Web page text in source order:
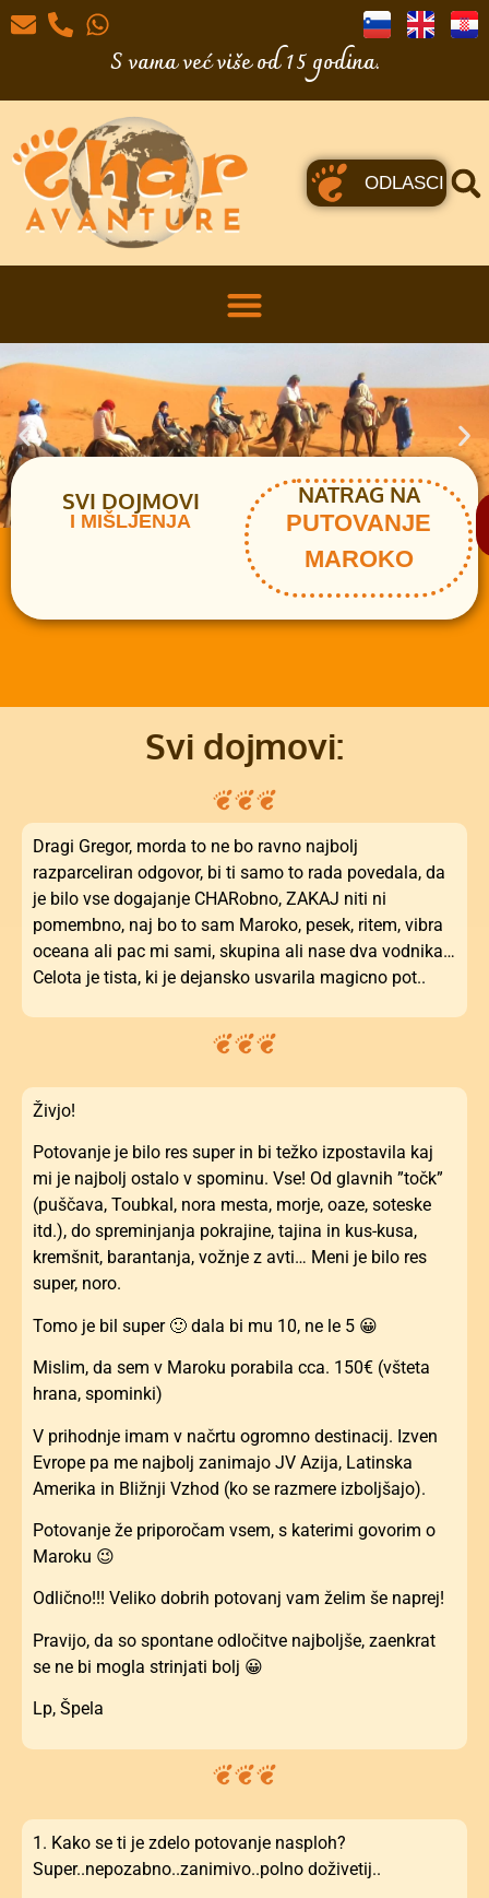
S vama već više od 15 godina.
ODLASCI
SVI DOJMOVI
I MIŠLJENJA
NATRAG NA
PUTOVANJE
MAROKO
Svi dojmovi:
Dragi Gregor, morda to ne bo ravno najbolj
razparceliran odgovor, bi ti samo to rada povedala, da
je bilo vse dogajanje CHARobno, ZAKAJ niti ni
pomembno, naj bo to sam Maroko, pesek, ritem, vibra
oceana ali pac mi sami, skupina ali nase dva vodnika…
Celota je tista, ki je dejansko usvarila magicno pot..
Živjo!
Potovanje je bilo res super in bi težko izpostavila kaj
mi je najbolj ostalo v spominu. Vse! Od glavnih ”točk”
(puščava, Toubkal, nora mesta, morje, oaze, soteske
itd.), do spreminjanja pokrajine, tajina in kus-kusa,
kremšnit, barantanja, vožnje z avti… Meni je bilo res
super, noro.
Tomo je bil super 🙂 dala bi mu 10, ne le 5 😀
Mislim, da sem v Maroku porabila cca. 150€ (všteta
hrana, spominki)
V prihodnje imam v načrtu ogromno destinacij. Izven
Evrope pa me najbolj zanimajo JV Azija, Latinska
Amerika in Bližnji Vzhod (ko se razmere izboljšajo).
Potovanje že priporočam vsem, s katerimi govorim o
Maroku 😉
Odlično!!! Veliko dobrih potovanj vam želim še naprej!
Pravijo, da so spontane odločitve najboljše, zaenkrat
se ne bi mogla strinjati bolj 😀
Lp, Špela
1. Kako se ti je zdelo potovanje nasploh?
Super..nepozabno..zanimivo..polno doživetij..